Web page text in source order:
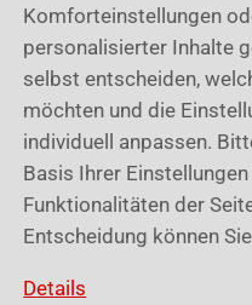
Komforteinstellungen
personalisierter Inhalte
selbst entscheiden,
möchten und die
individuell anpassen.
Basis Ihrer
Funktionalitäten der
Entscheidung können
Details